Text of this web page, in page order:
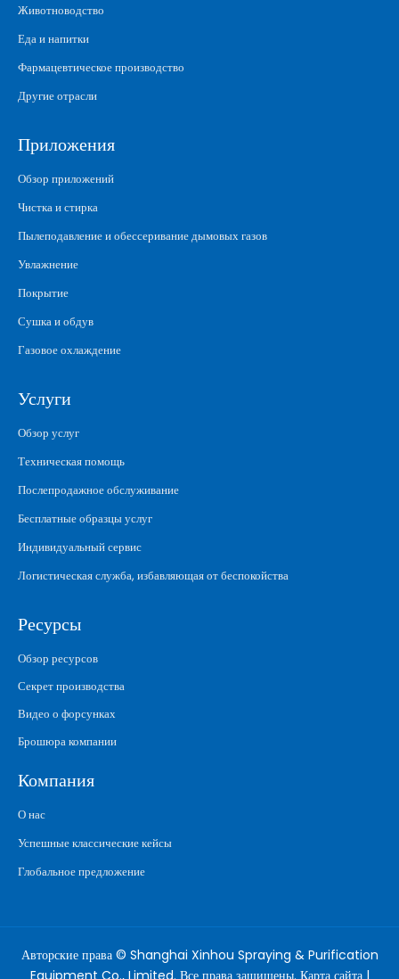
Животноводство
Еда и напитки
Фармацевтическое производство
Другие отрасли
Приложения
Обзор приложений
Чистка и стирка
Пылеподавление и обессеривание дымовых газов
Увлажнение
Покрытие
Сушка и обдув
Газовое охлаждение
Услуги
Обзор услуг
Техническая помощь
Послепродажное обслуживание
Бесплатные образцы услуг
Индивидуальный сервис
Логистическая служба, избавляющая от беспокойства
Ресурсы
Обзор ресурсов
Секрет производства
Видео о форсунках
Брошюра компании
Компания
О нас
Успешные классические кейсы
Глобальное предложение
Авторские права © Shanghai Xinhou Spraying & Purification
Equipment Co., Limited. Все права защищены. Карта сайта|